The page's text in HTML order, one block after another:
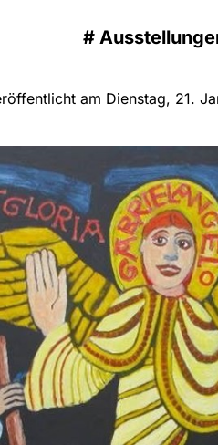
#
am Dienstag, 21.